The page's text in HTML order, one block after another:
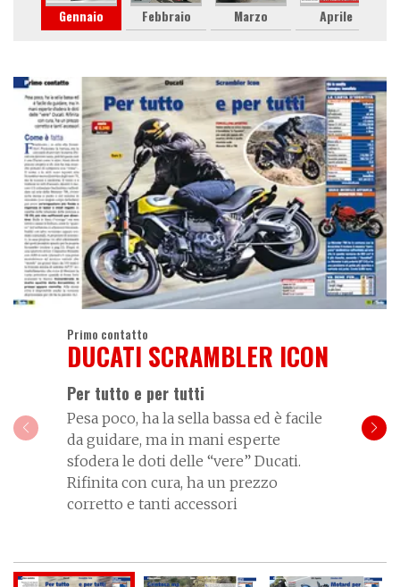
Gennaio Febbraio Marzo Aprile
Primo contatto
DUCATI SCRAMBLER ICON
Per tutto e per tutti
Pesa poco, ha la sella bassa ed è facile
da guidare, ma in mani esperte
sfodera le doti delle “vere” Ducati.
Rifinita con cura, ha un prezzo
corretto e tanti accessori